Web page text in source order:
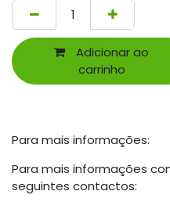
Adicionar ao
carrinho
Para mais informações:
Para mais informações
seguintes contactos: